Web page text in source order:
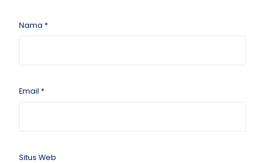
Nama *
Email *
Situs Web